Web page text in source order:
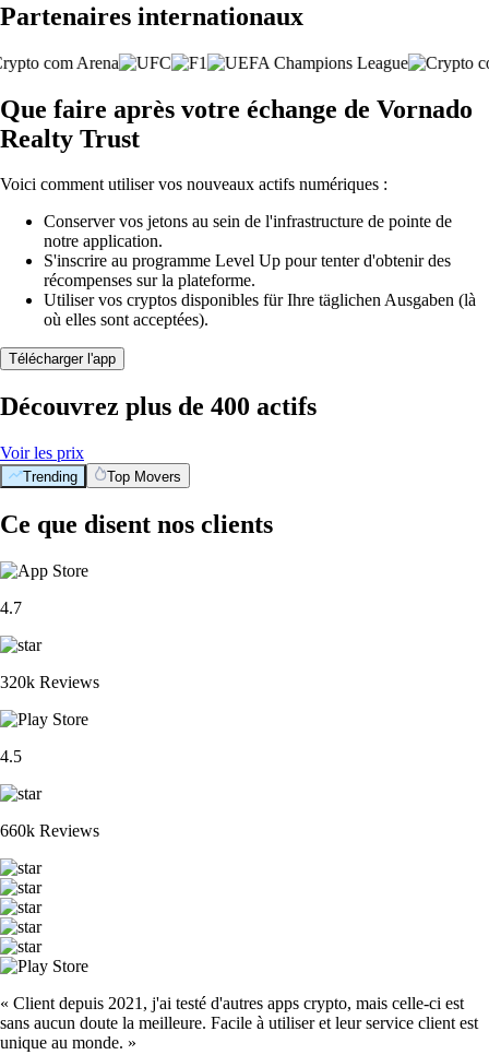
Partenaires internationaux
Que faire après votre échange de Vornado
Realty Trust
Voici comment utiliser vos nouveaux actifs numériques :
Conserver vos jetons au sein de l'infrastructure de pointe de
notre application.
S'inscrire au programme Level Up pour tenter d'obtenir des
récompenses sur la plateforme.
Utiliser vos cryptos disponibles für Ihre täglichen Ausgaben (là
où elles sont acceptées).
Télécharger l'app
Découvrez plus de 400 actifs
Voir les prix
Trending Top Movers
Ce que disent nos clients
4.7
320k Reviews
4.5
660k Reviews
« Client depuis 2021, j'ai testé d'autres apps crypto, mais celle-ci est
sans aucun doute la meilleure. Facile à utiliser et leur service client est
unique au monde. »